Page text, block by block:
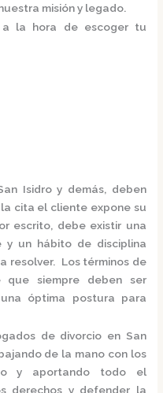
misión y legado.
a la hora de escoger tu
Isidroy demás, deben
cita el cliente expone su
escrito, debe existir una
y un hábito de disciplina
resolver. Los términos de
siempre deben ser
óptima postura para
de divorcio en San
de la mano con los
y aportando todo el
derechos y defender la